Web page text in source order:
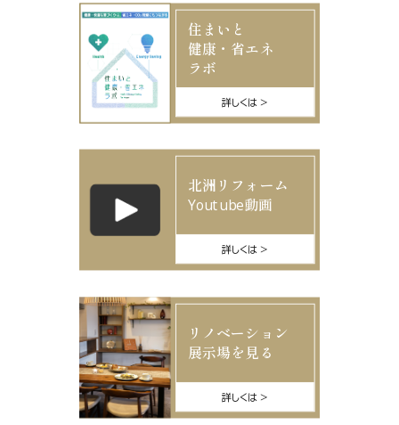
住まいと
健康・省エネ
ラボ
詳しくは
北洲リフォーム
Youtube動画
詳しくは
リノベーション
展示場を見る
詳しくは